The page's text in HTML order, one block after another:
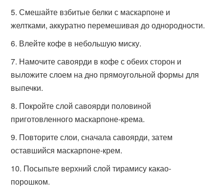
Смешайте взбитые белки с маскарпоне и
желтками, аккуратно перемешивая до однородности.
Влейте кофе в небольшую миску.
Намочите савоярди в кофе с обеих сторон и
выложите слоем на дно прямоугольной формы для
выпечки.
Покройте слой савоярди половиной
приготовленного маскарпоне-крема.
Повторите слои, сначала савоярди, затем
оставшийся маскарпоне-крем.
Посыпьте верхний слой тирамису какао-
порошком.